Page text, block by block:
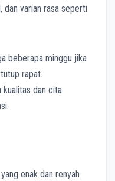
dan varian rasa seperti
beberapa minggu jika
rapat.
kualitas dan cita
enak dan renyah